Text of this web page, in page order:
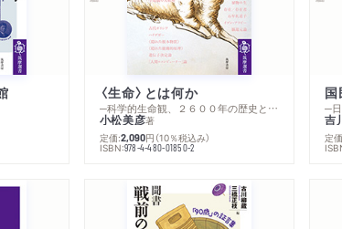
〈生命〉とは何か
─科学的生命観、２６００年の歴史とその超克
小松美彦著
定価:2,090円 （10％税込み）
ISBN:978-4-480-01850-2
国
─
吉
定